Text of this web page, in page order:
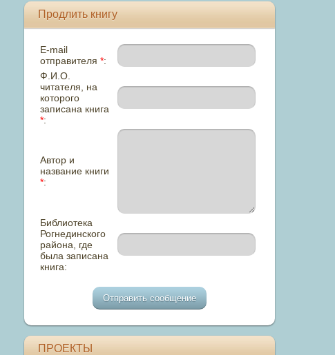
Продлить книгу
E-mail
отправителя*:
Ф.И.О.
читателя, на
которого
записана книга
*:
Автор и
название книги
*:
Библиотека
Рогнединского
района, где
была записана
книга:
ПРОЕКТЫ